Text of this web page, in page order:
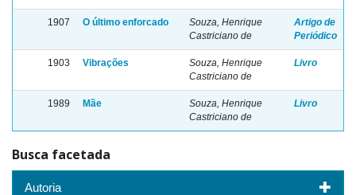
1907 O último enforcado
Souza, Henrique
Castriciano de
Artigo de
Periódico
1903 Vibrações
Souza, Henrique
Castriciano de
Livro
1989 Mãe
Souza, Henrique
Castriciano de
Livro
Busca facetada
Autoria